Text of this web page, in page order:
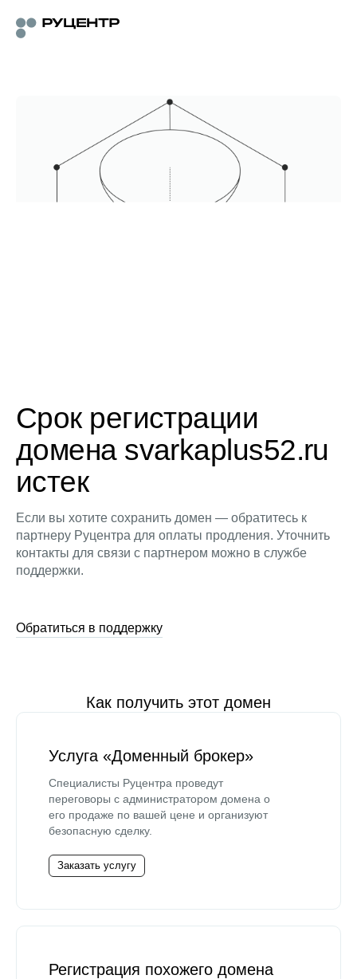
Срок регистрации
домена svarkaplus52.ru
истек
Если вы хотите сохранить домен — обратитесь к
партнеру Руцентра для оплаты продления. Уточнить
контакты для связи с партнером можно в службе
поддержки.
Обратиться в поддержку
Как получить этот домен
Услуга «Доменный брокер»
Специалисты Руцентра проведут
переговоры с администратором домена о
его продаже по вашей цене и организуют
безопасную сделку.
Заказать услугу
Регистрация похожего домена